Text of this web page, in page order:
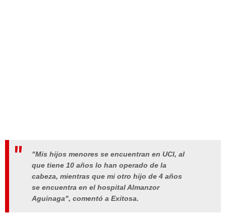
"Mis hijos menores se encuentran en UCI, al
que tiene 10 años lo han operado de la
cabeza, mientras que mi otro hijo de 4 años
se encuentra en el hospital Almanzor
Aguinaga", comentó a Exitosa.